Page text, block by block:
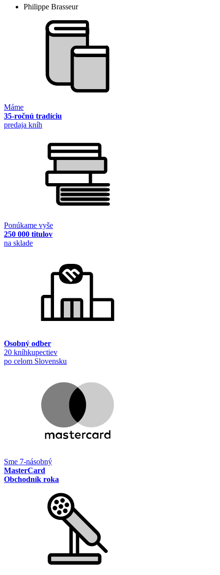
Philippe Brasseur
Máme
35-ročnú tradíciu
predaja kníh
Ponúkame vyše
250 000 titulov
na sklade
Osobný odber
20 kníhkupectiev
po celom Slovensku
Sme 7-násobný
MasterCard
Obchodník roka